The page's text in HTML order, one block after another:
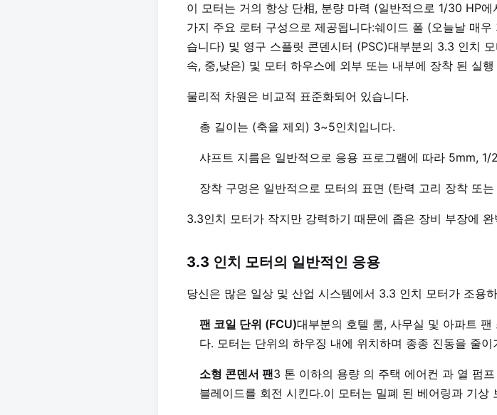
이 모터는 거의 항상 단相, 분량 마력 (일반적으로 1/30 HP
가지 주요 로터 구성으로 제공됩니다:쉐이드 폴 (오늘날 매
습니다) 및 영구 스플릿 콘덴시터 (PSC)대부분의 3.3 인치
속, 중,낮은) 및 모터 하우스에 외부 또는 내부에 장착 된 실행
물리적 차원은 비교적 표준화되어 있습니다.
총 길이는 (축을 제외) 3~5인치입니다.
샤프트 지름은 일반적으로 응용 프로그램에 따라 5mm,
장착 구멍은 일반적으로 모터의 표면 (탄력 고리 장착 또
3.3인치 모터가 작지만 강력하기 때문에 좁은 장비 부장에
3.3 인치 모터의 일반적인 응용
당신은 많은 일상 및 산업 시스템에서 3.3 인치 모터가 조용
팬 코일 단위 (FCU)대부분의 호텔 룸, 사무실 및 아파트
다. 모터는 단위의 하우징 내에 위치하며 종종 진동을 줄
소형 콘덴서 팬3 톤 이하의 용량 의 주택 에어컨 과 열 펌
블레이드를 회전 시킨다.이 모터는 밀폐 된 베어링과 기상